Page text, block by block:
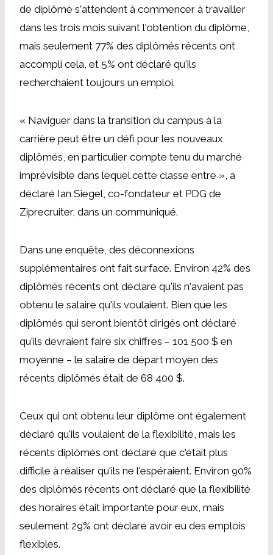
de diplômé s'attendent à commencer à travailler
dans les trois mois suivant l'obtention du diplôme,
mais seulement 77% des diplômés récents ont
accompli cela, et 5% ont déclaré qu'ils
recherchaient toujours un emploi.
« Naviguer dans la transition du campus à la
carrière peut être un défi pour les nouveaux
diplômés, en particulier compte tenu du marché
imprévisible dans lequel cette classe entre », a
déclaré Ian Siegel, co-fondateur et PDG de
Ziprecruiter, dans un communiqué.
Dans une enquête, des déconnexions
supplémentaires ont fait surface. Environ 42% des
diplômés récents ont déclaré qu'ils n'avaient pas
obtenu le salaire qu'ils voulaient. Bien que les
diplômés qui seront bientôt dirigés ont déclaré
qu'ils devraient faire six chiffres – 101 500 $ en
moyenne – le salaire de départ moyen des
récents diplômés était de 68 400 $.
Ceux qui ont obtenu leur diplôme ont également
déclaré qu'ils voulaient de la flexibilité, mais les
récents diplômés ont déclaré que c'était plus
difficile à réaliser qu'ils ne l'espéraient. Environ 90%
des diplômés récents ont déclaré que la flexibilité
des horaires était importante pour eux, mais
seulement 29% ont déclaré avoir eu des emplois
flexibles.